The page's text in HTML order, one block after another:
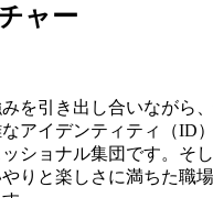
ャー
を引き出し合いながら
アイデンティティ（ID
ショナル集団です。そ
りと楽しさに満ちた職